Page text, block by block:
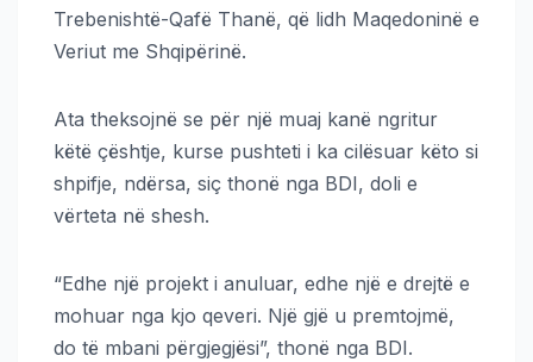
Trebenishtë-Qafë Thanë, që lidh Maqedoninë e
Veriut me Shqipërinë.
Ata theksojnë se për një muaj kanë ngritur
këtë çështje, kurse pushteti i ka cilësuar këto si
shpifje, ndërsa, siç thonë nga BDI, doli e
vërteta në shesh.
“Edhe një projekt i anuluar, edhe një e drejtë e
mohuar nga kjo qeveri. Një gjë u premtojmë,
do të mbani përgjegjësi”, thonë nga BDI.